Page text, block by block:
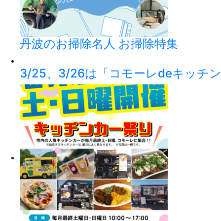
丹波のお掃除名人 お掃除特集
3/25、3/26は「コモーレdeキッチン